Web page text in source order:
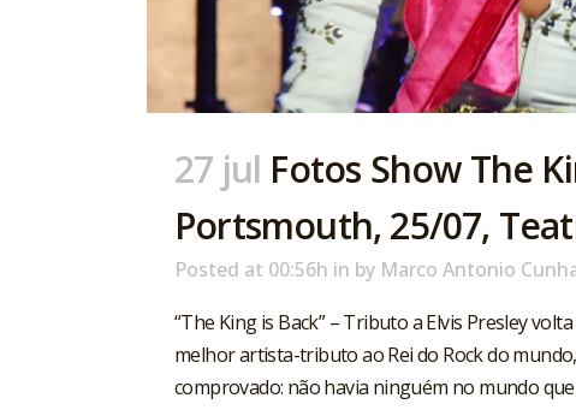
27 jul Fotos Show The
Portsmouth, 25/07,
Posted at 00:56h in by Marco Antonio
“The King is Back” – Tributo a Elvis Presley
melhor artista-tributo ao Rei do Rock do
comprovado: não havia ninguém no mundo